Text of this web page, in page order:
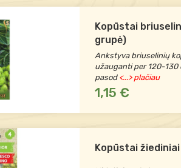
Kopūstai
grupė)
Ankstyva briuselinių
užauganti per 120-130
pasod<...> plačiau
1,15 €
Kopūstai žiediniai